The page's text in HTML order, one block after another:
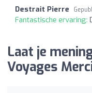
Destrait Pierre
Fantastische ervaring:
Laat je
Voyages